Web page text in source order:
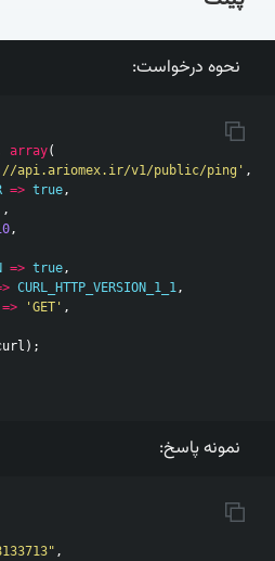
نحوه درخواست:
array(
api.ariomex.ir/v1/public/ping' ,
=> true,
,
,
=> true,
CURL_HTTP_VERSION_1_1,
=> 'GET' ,
);
نمونه پاسخ:
,